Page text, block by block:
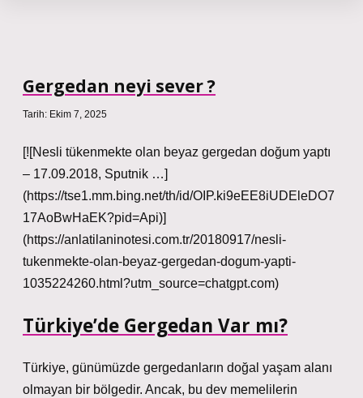
Gergedan neyi sever ?
Tarih: Ekim 7, 2025
[![Nesli tükenmekte olan beyaz gergedan doğum yaptı
– 17.09.2018, Sputnik …]
(https://tse1.mm.bing.net/th/id/OIP.ki9eEE8iUDEleDO7
17AoBwHaEK?pid=Api)]
(https://anlatilaninotesi.com.tr/20180917/nesli-
tukenmekte-olan-beyaz-gergedan-dogum-yapti-
1035224260.html?utm_source=chatgpt.com)
Türkiye’de Gergedan Var mı?
Türkiye, günümüzde gergedanların doğal yaşam alanı
olmayan bir bölgedir. Ancak, bu dev memelilerin